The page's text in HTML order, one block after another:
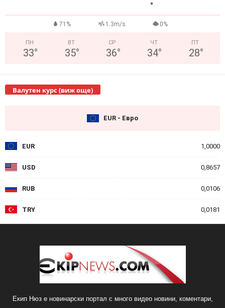
°
71% 1.3m/s 0%
ПН
33°
ВТ
35°
СР
36°
ЧТ
34°
ПТ
28°
Валутен курс (виж още)
EUR - Евро
EUR 1,0000
USD 0,8657
RUB 0,0106
TRY 0,0181
Екип Нюз е новинарски портал с много видео новини, коментари,